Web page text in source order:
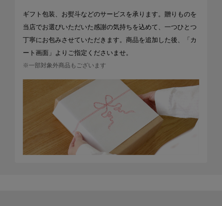
ギフト包装、お熨斗などのサービスを承ります。贈りものを
当店でお選びいただいた感謝の気持ちを込めて、一つひとつ
丁寧にお包みさせていただきます。商品を追加した後、「カ
ート画面」よりご指定くださいませ。
※一部対象外商品もございます